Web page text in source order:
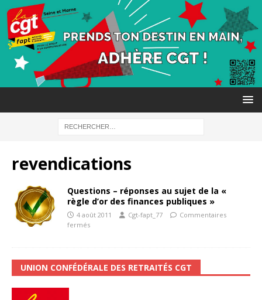
revendications
Questions – réponses au sujet de la «
règle d’or des finances publiques »
4 août 2011 Cgt-fapt_77
Commentaires
fermés
UNION CONFÉDÉRALE DES RETRAITÉS CGT